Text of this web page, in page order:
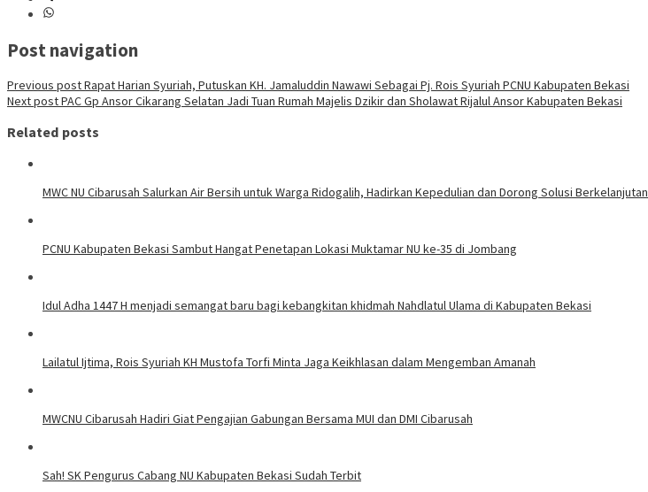
Post navigation
Previous postRapat Harian Syuriah, Putuskan KH. Jamaluddin Nawawi Sebagai Pj. Rois Syuriah PCNU Kabupaten Bekasi
Next postPAC Gp Ansor Cikarang Selatan Jadi Tuan Rumah Majelis Dzikir dan Sholawat Rijalul Ansor Kabupaten Bekasi
Related posts
MWC NU Cibarusah Salurkan Air Bersih untuk Warga Ridogalih, Hadirkan Kepedulian dan Dorong Solusi Berkelanjutan
PCNU Kabupaten Bekasi Sambut Hangat Penetapan Lokasi Muktamar NU ke-35 di Jombang
Idul Adha 1447 H menjadi semangat baru bagi kebangkitan khidmah Nahdlatul Ulama di Kabupaten Bekasi
Lailatul Ijtima, Rois Syuriah KH Mustofa Torfi Minta Jaga Keikhlasan dalam Mengemban Amanah
MWCNU Cibarusah Hadiri Giat Pengajian Gabungan Bersama MUI dan DMI Cibarusah
Sah! SK Pengurus Cabang NU Kabupaten Bekasi Sudah Terbit